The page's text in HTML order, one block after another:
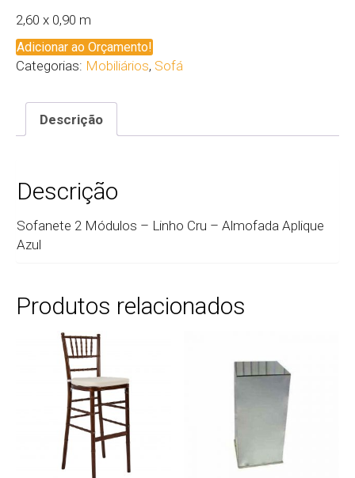
2,60 x 0,90 m
Adicionar ao Orçamento!
Categorias: Mobiliários, Sofá
Descrição
Descrição
Sofanete 2 Módulos – Linho Cru – Almofada Aplique
Azul
Produtos relacionados